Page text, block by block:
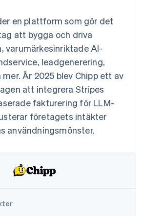
redovisning
Stripe Sigma
Anpassade
rapporter
Data Pipeline
Datasynkronisering
härnäst
startups
Efter bransch
företag
resor
och
tjänster
Offentlig sektor
Detaljhandel
stablecoin-
stödda kort
och
tjänster med
status
årliga
Nyhetsrum
Press
säljteamet
partner
en plattform som gör det
att bygga och driva
varumärkesinriktade AI-
leadgenerering,
År 2025 blev Chipp ett av
att integrera Stripes
fakturering för LLM-
företagets intäkter
användningsmönster.